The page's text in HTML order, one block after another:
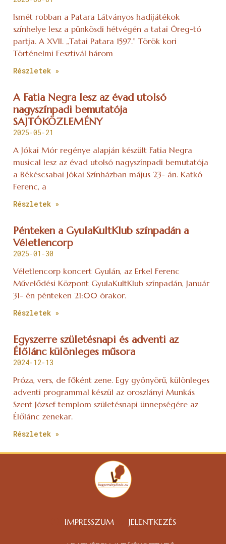
Ismét robban a Patara Látványos hadijátékok
színhelye lesz a pünkösdi hétvégén a tatai Öreg-tó
partja. A XVII. „Tatai Patara 1597.” Török kori
Történelmi Fesztivál három
Részletek »
A Fatia Negra lesz az évad utolsó
nagyszínpadi bemutatója
SAJTÓKÖZLEMÉNY
2025-05-21
A Jókai Mór regénye alapján készült Fatia Negra
musical lesz az évad utolsó nagyszínpadi bemutatója
a Békéscsabai Jókai Színházban május 23- án. Katkó
Ferenc, a
Részletek »
Pénteken a GyulaKultKlub színpadán a
Véletlencorp
2025-01-30
Véletlencorp koncert Gyulán, az Erkel Ferenc
Művelődési Központ GyulaKultKlub színpadán, Január
31- én pénteken 21:00 órakor.
Részletek »
Egyszerre születésnapi és adventi az
Élőlánc különleges műsora
2024-12-13
Próza, vers, de főként zene. Egy gyönyörű, különleges
adventi programmal készül az oroszlányi Munkás
Szent József templom születésnapi ünnepségére az
Élőlánc zenekar.
Részletek »
IMPRESSZUM JELENTKEZÉS